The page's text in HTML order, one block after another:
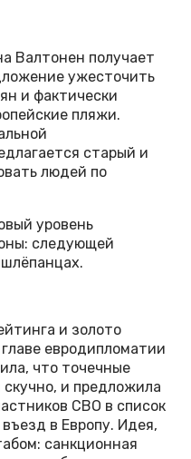
Валтонен получает
ужесточить
и фактически
пляжи.
старый и
людей по
уровень
следующей
и золото
евродипломатии
что точечные
и предложила
СВО в список
в Европу. Идея,
санкционная